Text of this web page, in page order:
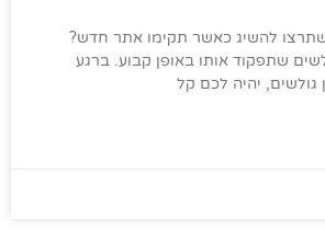
להשיג כאשר תקימו אתר חדש?
שתפקוד אותו באופן קבוע. ברגע
גולשים, יהיה לכם קל